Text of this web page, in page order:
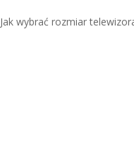
Jak wybrać rozmiar